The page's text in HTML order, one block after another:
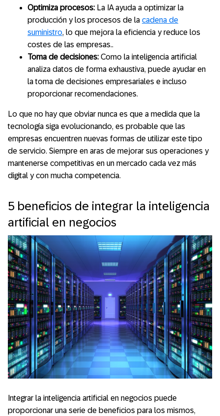
Optimiza procesos: La IA ayuda a optimizar la
producción y los procesos de la cadena de
suministro, lo que mejora la eficiencia y reduce los
costes de las empresas..
Toma de decisiones: Como la inteligencia artificial
analiza datos de forma exhaustiva, puede ayudar en
la toma de decisiones empresariales e incluso
proporcionar recomendaciones.
Lo que no hay que obviar nunca es que a medida que la
tecnología siga evolucionando, es probable que las
empresas encuentren nuevas formas de utilizar este tipo
de servicio. Siempre en aras de mejorar sus operaciones y
mantenerse competitivas en un mercado cada vez más
digital y con mucha competencia.
5 beneficios de integrar la inteligencia
artificial en negocios
Integrar la inteligencia artificial en negocios puede
proporcionar una serie de beneficios para los mismos,